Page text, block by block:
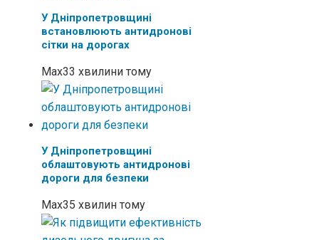
У Дніпропетровщині
встановлюють антидронові
сітки на дорогах
Max33 хвилини тому
У Дніпропетровщині
облаштовують антидронові
дороги для безпеки
Max35 хвилин тому